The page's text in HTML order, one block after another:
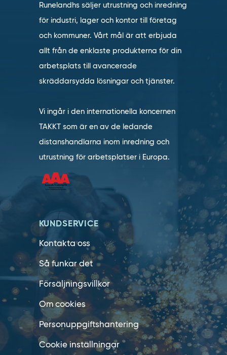
Runelandhs säljer utrustning och inredning
för industri, lager och kontor till företag
och kommuner. Vårt mål är att erbjuda
allt från de enklaste produkterna för din
arbetsplats till avancerade
skräddarsydda lösningar och tjänster.
Vi ingår i den internationella koncernen
TAKKT som är en av de ledande
distanshandlarna inom inredning och
utrustning för arbetsplatser i Europa.
KUNDSERVICE
Kontakta oss
Så funkar det
Försäljningsvillkor
Om cookies
Personuppgiftshantering
Cookie inställningar